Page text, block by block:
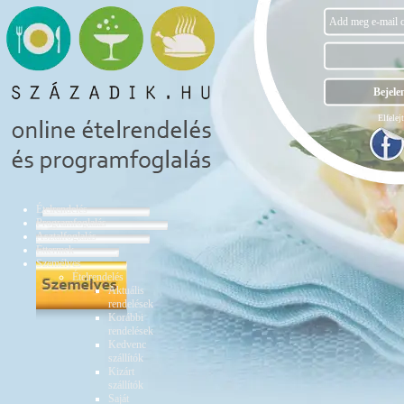
Ételrendelés
Programfoglalás
Asztalfoglalás
Éttermek
Személyes
Ételrendelés
Aktuális
rendelések
Korábbi
rendelések
Kedvenc
szállítók
Kizárt
szállítók
Saját